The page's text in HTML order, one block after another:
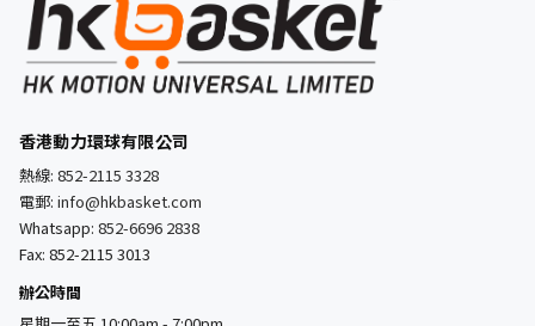
香港動力環球有限公司
熱線: 852-2115 3328
電郵: info@hkbasket.com
Whatsapp: 852-6696 2838
Fax: 852-2115 3013
辦公時間